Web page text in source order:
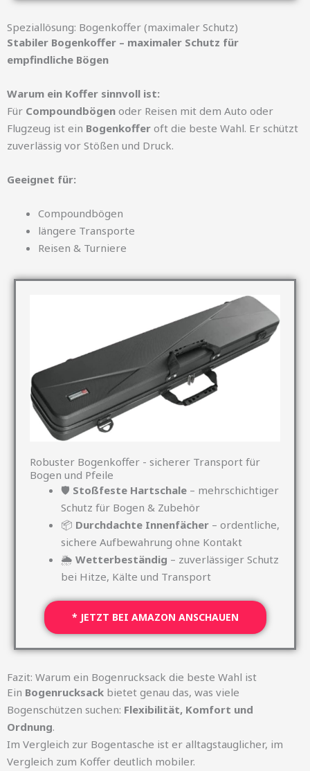
Speziallösung: Bogenkoffer (maximaler Schutz)
Stabiler Bogenkoffer – maximaler Schutz für
empfindliche Bögen
Warum ein Koffer sinnvoll ist:
Für Compoundbögen oder Reisen mit dem Auto oder
Flugzeug ist ein Bogenkoffer oft die beste Wahl. Er schützt
zuverlässig vor Stößen und Druck.
Geeignet für:
Compoundbögen
längere Transporte
Reisen & Turniere
Robuster Bogenkoffer - sicherer Transport für
Bogen und Pfeile
🛡 Stoßfeste Hartschale – mehrschichtiger
Schutz für Bogen & Zubehör
📦 Durchdachte Innenfächer – ordentliche,
sichere Aufbewahrung ohne Kontakt
🌦 Wetterbeständig – zuverlässiger Schutz
bei Hitze, Kälte und Transport
* JETZT BEI AMAZON ANSCHAUEN
Fazit: Warum ein Bogenrucksack die beste Wahl ist
Ein Bogenrucksack bietet genau das, was viele
Bogenschützen suchen: Flexibilität, Komfort und
Ordnung.
Im Vergleich zur Bogentasche ist er alltagstauglicher, im
Vergleich zum Koffer deutlich mobiler.